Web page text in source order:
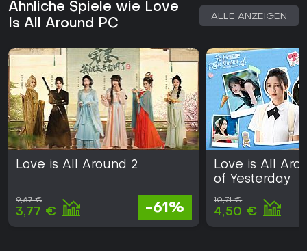
Ähnliche Spiele wie Love
Is All Around PC
ALLE ANZEIGEN
Love is All Around 2
9,67 €
3,77 € -61%
Love is All
of Yesterday
10,71 €
4,50 €